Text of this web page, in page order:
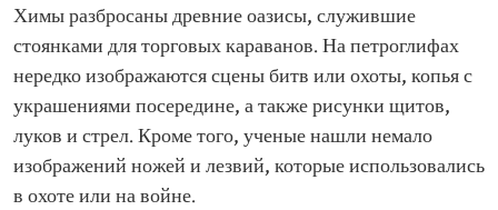
Химы разбросаны древние оазисы, служившие
стоянками для торговых караванов. На петроглифах
нередко изображаются сцены битв или охоты, копья с
украшениями посередине, а также рисунки щитов,
луков и стрел. Кроме того, ученые нашли немало
изображений ножей и лезвий, которые использовались
в охоте или на войне.